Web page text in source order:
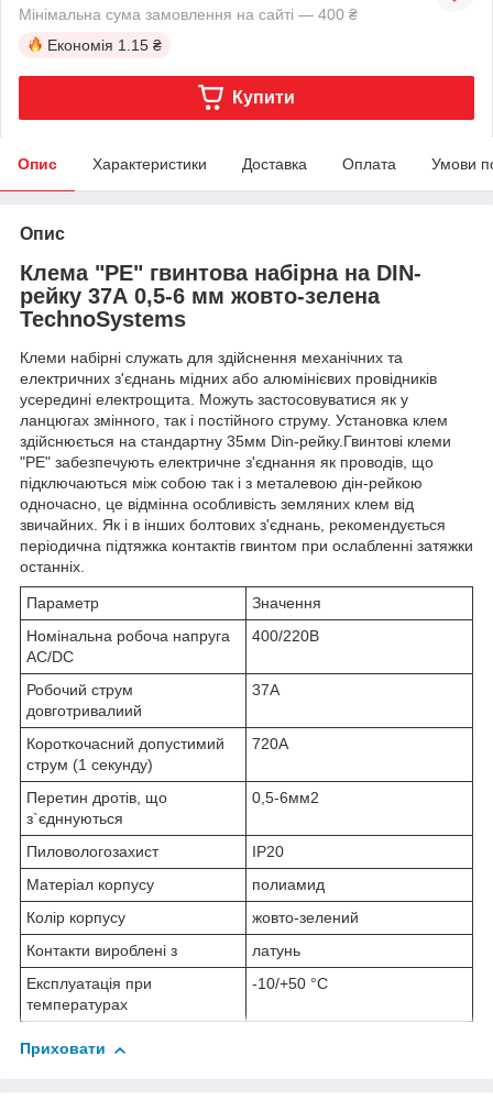
Мінімальна сума замовлення на сайті — 400 ₴
Економія 1.15 ₴
Купити
Опис Характеристики Доставка Оплата Умови
Опис
Клема "PE" гвинтова набірна на DIN-
рейку 37А 0,5-6 мм жовто-зелена
TechnoSystems
Клеми набірні служать для здійснення механічних та
електричних з'єднань мідних або алюмінієвих провідників
усередині електрощита. Можуть застосовуватися як у
ланцюгах змінного, так і постійного струму. Установка клем
здійснюється на стандартну 35мм Din-рейку.Гвинтові клеми
"PE" забезпечують електричне з'єднання як проводів, що
підключаються між собою так і з металевою дін-рейкою
одночасно, це відмінна особливість земляних клем від
звичайних. Як і в інших болтових з'єднань, рекомендується
періодична підтяжка контактів гвинтом при ослабленні затяжки
останніх.
Параметр
Значення
Номінальна робоча напруга
AC/DC
400/220В
Робочий струм
довготривалиий
37А
Короткочасний допустимий
струм (1 секунду)
720А
Перетин дротів, що
з`єдннуються
0,5-6мм2
Пиловологозахист
IP20
Матеріал корпусу
полиамид
Колір корпусу
жовто-зелений
Контакти вироблені з
латунь
Експлуатація при
температурах
-10/+50 °C
Приховати